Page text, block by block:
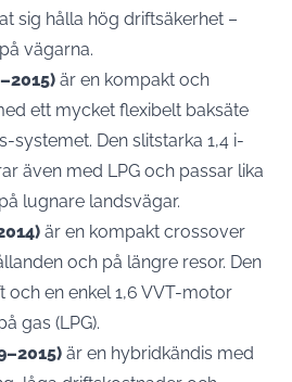
sig hålla hög driftsäkerhet –
vägarna.
är en kompakt och
ett mycket flexibelt baksäte
systemet. Den slitstarka 1,4 i-
även med LPG och passar lika
lugnare landsvägar.
är en kompakt crossover
och på längre resor. Den
en enkel 1,6 VVT-motor
gas (LPG).
är en hybridkändis med